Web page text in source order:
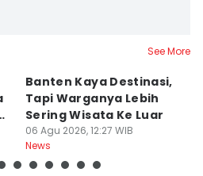
See More
Banten Kaya Destinasi,
Tapi Warganya Lebih
Sering Wisata Ke Luar
06 Agu 2026, 12:27 WIB
News